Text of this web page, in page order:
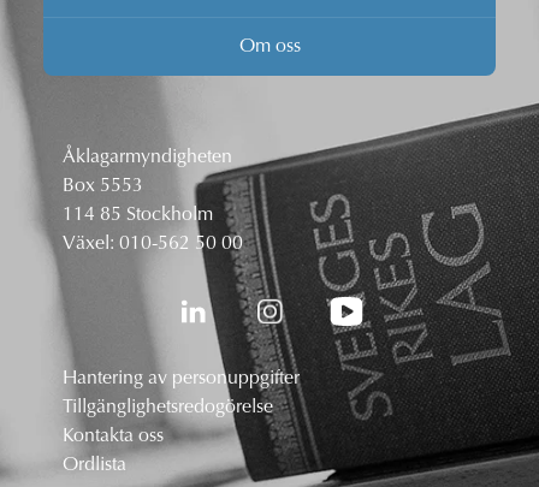
Om oss
Åklagarmyndigheten
Box 5553
114 85 Stockholm
Växel: 010-562 50 00
Hantering av personuppgifter
Tillgänglighetsredogörelse
Kontakta oss
Ordlista